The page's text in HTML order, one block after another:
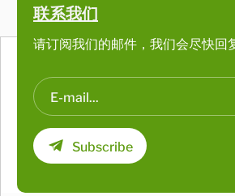
联系我们
请订阅我们的邮件，我们会尽快回
Subscribe